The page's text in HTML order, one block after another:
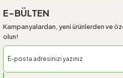
E-BÜLTEN
Kampanyalardan, yeni ürünlerden ve
olun!